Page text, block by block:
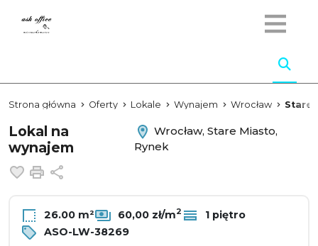
Strona główna Oferty Lokale Wynajem Wrocław Stare
Lokal na
wynajem
Wrocław, Stare Miasto,
Rynek
Dodaj do ulubionych
Drukuj
26.00 m² 60,00 zł/m2
1 piętro
ASO-LW-38269